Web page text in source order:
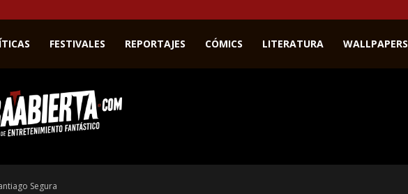
FESTIVALES REPORTAJES CÓMICS LITERATURA WALLPAPERS
Segura